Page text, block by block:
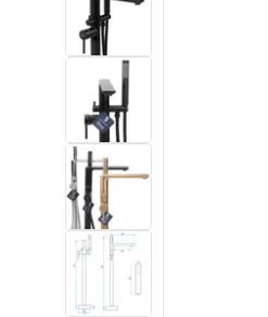
Sumidouros de duche
Sanitas, lavatórios
de banho